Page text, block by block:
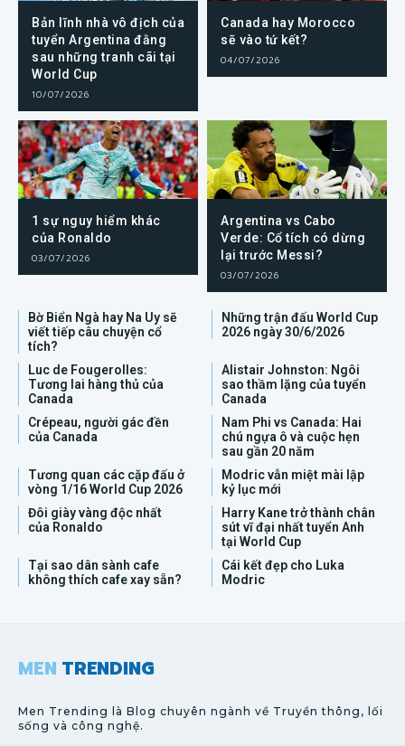
Bản lĩnh nhà vô địch của
tuyển Argentina đằng
sau những tranh cãi tại
World Cup
10/07/2026
Canada hay Morocco
sẽ vào tứ kết?
04/07/2026
1 sự nguy hiểm khác
của Ronaldo
03/07/2026
Argentina vs Cabo
Verde: Cổ tích có dừng
lại trước Messi?
03/07/2026
Bờ Biển Ngà hay Na Uy sẽ
viết tiếp câu chuyện cổ
tích?
Những trận đấu World Cup
2026 ngày 30/6/2026
Luc de Fougerolles:
Tương lai hàng thủ của
Canada
Alistair Johnston: Ngôi
sao thầm lặng của tuyển
Canada
Crépeau, người gác đền
của Canada
Nam Phi vs Canada: Hai
chú ngựa ô và cuộc hẹn
sau gần 20 năm
Tương quan các cặp đấu ở
vòng 1/16 World Cup 2026
Modric vẫn miệt mài lập
kỷ lục mới
Đôi giày vàng độc nhất
của Ronaldo
Harry Kane trở thành chân
sút vĩ đại nhất tuyển Anh
tại World Cup
Tại sao dân sành cafe
không thích cafe xay sẵn?
Cái kết đẹp cho Luka
Modric
MEN TRENDING
Men Trending là Blog chuyên ngành về Truyền thông, lối
sống và công nghệ.